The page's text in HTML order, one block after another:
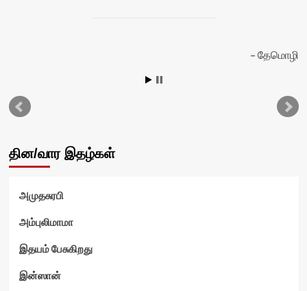
தேமொழி
தின/வார இதழ்கள்
அமுதசுரபி
அம்புலிமாமா
இதயம் பேசுகிறது
இன்ஸான்